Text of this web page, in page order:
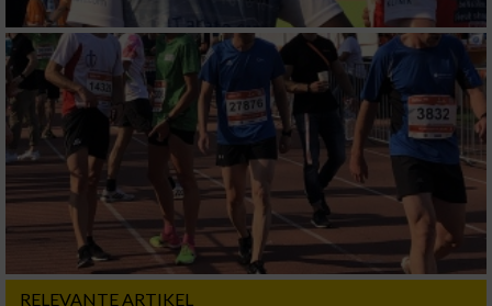
RELEVANTE ARTIKEL
Geräte anhand von aktiv angeforderten
Informationen identifizieren
Nicht-IAB-Verarbeitungszwecke:
Notwendig
Performance
Funktional